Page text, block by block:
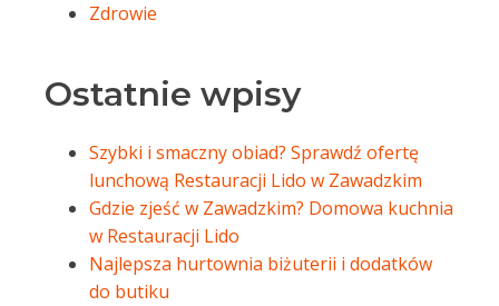
Zdrowie
Ostatnie wpisy
Szybki i smaczny obiad? Sprawdź ofertę
lunchową Restauracji Lido w Zawadzkim
Gdzie zjeść w Zawadzkim? Domowa kuchnia
w Restauracji Lido
Najlepsza hurtownia biżuterii i dodatków
do butiku